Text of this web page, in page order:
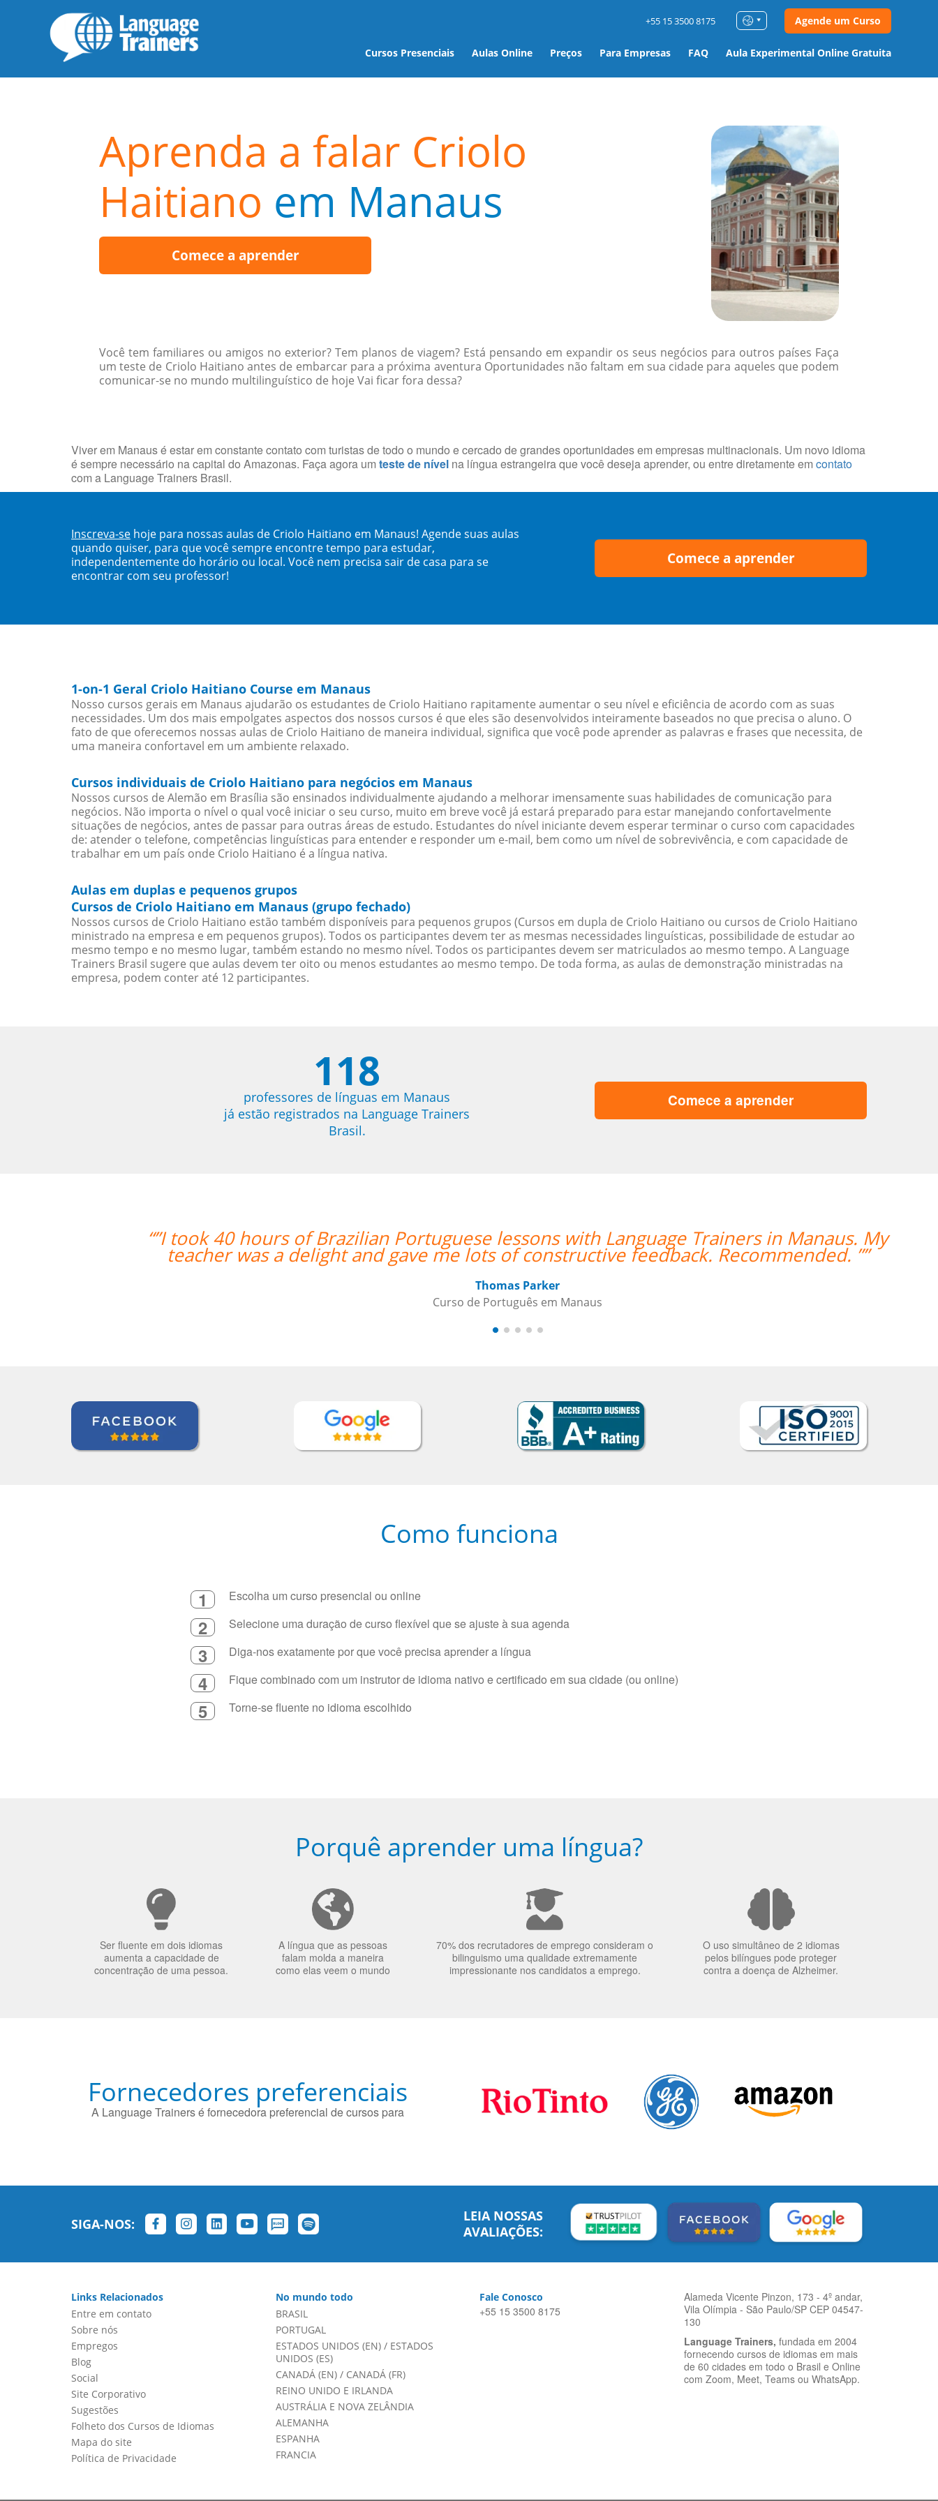
Cursos Presenciais Aulas Online Preços Para Empresas FAQ Aula Experimental Online Gratuita
+55 15 3500 8175 Agende um Curso
Aprenda a falar Criolo
Haitiano em Manaus
Comece a aprender
Você tem familiares ou amigos no exterior? Tem planos de viagem? Está pensando em expandir os seus negócios para outros países Faça
um teste de Criolo Haitiano antes de embarcar para a próxima aventura Oportunidades não faltam em sua cidade para aqueles que podem
comunicar-se no mundo multilinguístico de hoje Vai ficar fora dessa?
Viver em Manaus é estar em constante contato com turistas de todo o mundo e cercado de grandes oportunidades em empresas multinacionais. Um novo idioma
é sempre necessário na capital do Amazonas. Faça agora um teste de nível na língua estrangeira que você deseja aprender, ou entre diretamente em contato
com a Language Trainers Brasil.
Inscreva-se hoje para nossas aulas de Criolo Haitiano em Manaus! Agende suas aulas
quando quiser, para que você sempre encontre tempo para estudar,
independentemente do horário ou local. Você nem precisa sair de casa para se
encontrar com seu professor!
Comece a aprender
1-on-1 Geral Criolo Haitiano Course em Manaus
Nosso cursos gerais em Manaus ajudarão os estudantes de Criolo Haitiano rapitamente aumentar o seu nível e eficiência de acordo com as suas
necessidades. Um dos mais empolgates aspectos dos nossos cursos é que eles são desenvolvidos inteiramente baseados no que precisa o aluno. O
fato de que oferecemos nossas aulas de Criolo Haitiano de maneira individual, significa que você pode aprender as palavras e frases que necessita, de
uma maneira confortavel em um ambiente relaxado.
Cursos individuais de Criolo Haitiano para negócios em Manaus
Nossos cursos de Alemão em Brasília são ensinados individualmente ajudando a melhorar imensamente suas habilidades de comunicação para
negócios. Não importa o nível o qual você iniciar o seu curso, muito em breve você já estará preparado para estar manejando confortavelmente
situações de negócios, antes de passar para outras áreas de estudo. Estudantes do nível iniciante devem esperar terminar o curso com capacidades
de: atender o telefone, competências linguísticas para entender e responder um e-mail, bem como um nível de sobrevivência, e com capacidade de
trabalhar em um país onde Criolo Haitiano é a língua nativa.
Aulas em duplas e pequenos grupos
Cursos de Criolo Haitiano em Manaus (grupo fechado)
Nossos cursos de Criolo Haitiano estão também disponíveis para pequenos grupos (Cursos em dupla de Criolo Haitiano ou cursos de Criolo Haitiano
ministrado na empresa e em pequenos grupos). Todos os participantes devem ter as mesmas necessidades linguísticas, possibilidade de estudar ao
mesmo tempo e no mesmo lugar, também estando no mesmo nível. Todos os participantes devem ser matriculados ao mesmo tempo. A Language
Trainers Brasil sugere que aulas devem ter oito ou menos estudantes ao mesmo tempo. De toda forma, as aulas de demonstração ministradas na
empresa, podem conter até 12 participantes.
118
professores de línguas em Manaus
já estão registrados na Language Trainers
Brasil.
Comece a aprender
of Brazilian Portuguese lessons with Language Trainers in Manaus. My
and gave me lots of constructive feedback. Recommended. ””
“”Everything is
Como funciona
1 Escolha um curso presencial ou online
2 Selecione uma duração de curso flexível que se ajuste à sua agenda
3 Diga-nos exatamente por que você precisa aprender a língua
4 Fique combinado com um instrutor de idioma nativo e certificado em sua cidade (ou online)
5 Torne-se fluente no idioma escolhido
Porquê aprender uma língua?
Ser fluente em dois idiomas
aumenta a capacidade de
concentração de uma pessoa.
A língua que as pessoas
falam molda a maneira
como elas veem o mundo
70% dos recrutadores de emprego consideram o
bilinguismo uma qualidade extremamente
impressionante nos candidatos a emprego.
O uso simultâneo de 2 idiomas
pelos bilíngues pode proteger
contra a doença de Alzheimer.
Fornecedores preferenciais
A Language Trainers é fornecedora preferencial de cursos para
SIGA-NOS:
LEIA NOSSAS
AVALIAÇÕES:
Links Relacionados
Entre em contato
Sobre nós
Empregos
Blog
Social
Site Corporativo
Sugestões
Folheto dos Cursos de Idiomas
Mapa do site
Política de Privacidade
No mundo todo
BRASIL
PORTUGAL
ESTADOS UNIDOS (EN)/ ESTADOS
UNIDOS (ES)
CANADÁ (EN)/ CANADÁ (FR)
REINO UNIDO E IRLANDA
AUSTRÁLIA E NOVA ZELÂNDIA
ALEMANHA
ESPANHA
FRANCIA
Fale Conosco
+55 15 3500 8175
Alameda Vicente Pinzon, 173 - 4º andar,
Vila Olímpia - São Paulo/SP CEP 04547-
130
Language Trainers, fundada em 2004
fornecendo cursos de idiomas em mais
de 60 cidades em todo o Brasil e Online
com Zoom, Meet, Teams ou WhatsApp.